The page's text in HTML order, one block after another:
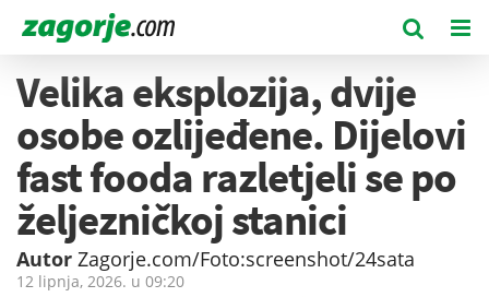
Velika eksplozija, dvije
osobe ozlijeđene. Dijelovi
fast fooda razletjeli se po
željezničkoj stanici
Autor Zagorje.com/Foto:screenshot/24sata
12 lipnja, 2026. u 09:20